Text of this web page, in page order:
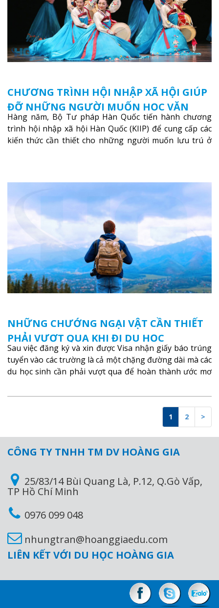
CHƯƠNG TRÌNH HỘI NHẬP XÃ HỘI GIÚP
ĐỠ NHỮNG NGƯỜI MUỐN HỌC VĂN
HÓA HÀN QUỐC
Hàng năm, Bộ Tư pháp Hàn Quốc tiến hành chương
trình hội nhập xã hội Hàn Quốc (KIIP) để cung cấp các
kiến thức cần thiết cho những người muốn lưu trú ở
NHỮNG CHƯỚNG NGẠI VẬT CẦN THIẾT
PHẢI VƯỢT QUA KHI ĐI DU HỌC
Sau việc đăng ký và xin được Visa nhận giấy báo trúng
tuyển vào các trường là cả một chặng đường dài mà các
du học sinh cần phải vượt qua để hoàn thành ước mơ
1 2 >
CÔNG TY TNHH TM DV HOÀNG GIA
25/83/14 Bùi Quang Là, P.12, Q.Gò Vấp,
TP Hồ Chí Minh
0976 099 048
nhungtran@hoanggiaedu.com
LIÊN KẾT VỚI DU HỌC HOÀNG GIA